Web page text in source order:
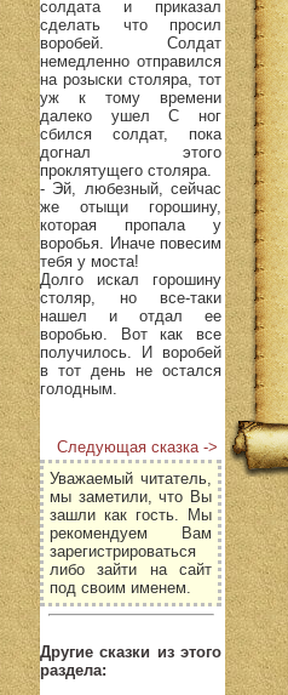
солдата и приказал
сделать что просил
воробей. Солдат
немедленно отправился
на розыски столяра, тот
уж к тому времени
далеко ушел С ног
сбился солдат, пока
догнал этого
проклятущего столяра.
- Эй, любезный, сейчас
же отыщи горошину,
которая пропала у
воробья. Иначе повесим
тебя у моста!
Долго искал горошину
столяр, но все-таки
нашел и отдал ее
воробью. Вот как все
получилось. И воробей
в тот день не остался
голодным.
Следующая сказка ->
Уважаемый читатель,
мы заметили, что Вы
зашли как гость. Мы
рекомендуем Вам
зарегистрироваться
либо зайти на сайт
под своим именем.
Другие сказки из этого
раздела: